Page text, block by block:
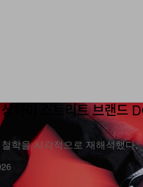
하이 스트리트 브랜드
학을 시각적으로 재해석했다.